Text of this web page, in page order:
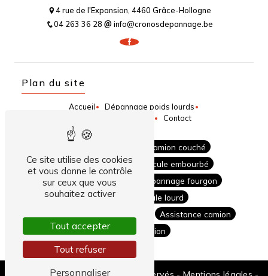
4 rue de l'Expansion, 4460 Grâce-Hollogne
04 263 36 28
info@cronosdepannage.be
Plan du site
Accueil
Dépannage poids lourds
Contact
Camion couché
Relevage camion
Véhicule embourbé
Remorquage camion
Dépannage fourgon
Dépannage véhicule lourd
Assistance camion
Accident camion
Ce site utilise des cookies
et vous donne le contrôle
sur ceux que vous
souhaitez activer
Tout accepter
Tout refuser
Personnaliser